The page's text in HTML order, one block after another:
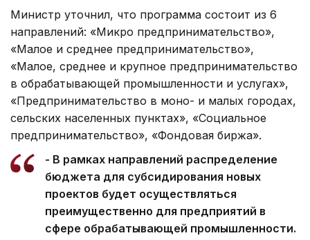
Министр уточнил, что программа состоит из 6
направлений: «Микро предпринимательство»,
«Малое и среднее предпринимательство»,
«Малое, среднее и крупное предпринимательство
в обрабатывающей промышленности и услугах»,
«Предпринимательство в моно- и малых городах,
сельских населенных пунктах», «Социальное
предпринимательство», «Фондовая биржа».
- В рамках направлений распределение
бюджета для субсидирования новых
проектов будет осуществляться
преимущественно для предприятий в
сфере обрабатывающей промышленности.